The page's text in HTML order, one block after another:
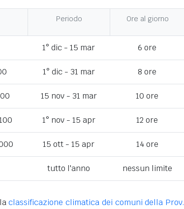
Periodo Ore al giorno
1° dic - 15 mar 6 ore
1° dic - 31 mar 8 ore
15 nov - 31 mar 10 ore
1° nov - 15 apr 12 ore
15 ott - 15 apr 14 ore
tutto l'anno nessun limite
classificazione climatica dei comuni della Prov.